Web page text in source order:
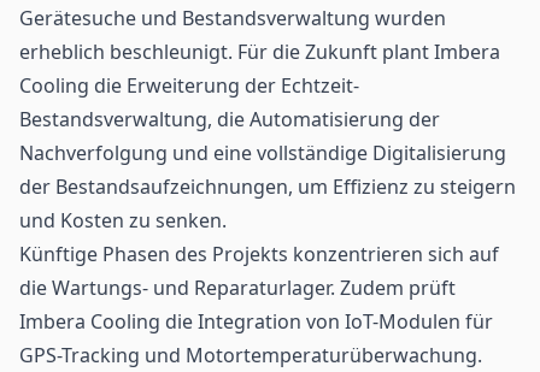
Gerätesuche und Bestandsverwaltung wurden
erheblich beschleunigt. Für die Zukunft plant Imbera
Cooling die Erweiterung der Echtzeit-
Bestandsverwaltung, die Automatisierung der
Nachverfolgung und eine vollständige Digitalisierung
der Bestandsaufzeichnungen, um Effizienz zu steigern
und Kosten zu senken.
Künftige Phasen des Projekts konzentrieren sich auf
die Wartungs- und Reparaturlager. Zudem prüft
Imbera Cooling die Integration von IoT-Modulen für
GPS-Tracking und Motortemperaturüberwachung.